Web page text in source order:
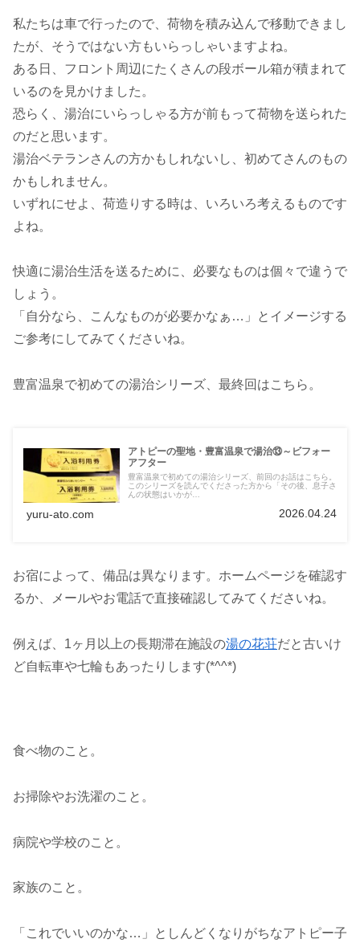
私たちは車で行ったので、荷物を積み込んで移動できまし
たが、そうではない方もいらっしゃいますよね。
ある日、フロント周辺にたくさんの段ボール箱が積まれて
いるのを見かけました。
恐らく、湯治にいらっしゃる方が前もって荷物を送られた
のだと思います。
湯治ベテランさんの方かもしれないし、初めてさんのもの
かもしれません。
いずれにせよ、荷造りする時は、いろいろ考えるものです
よね。
快適に湯治生活を送るために、必要なものは個々で違うで
しょう。
「自分なら、こんなものが必要かなぁ…」とイメージする
ご参考にしてみてくださいね。
豊富温泉で初めての湯治シリーズ、最終回はこちら。
アトピーの聖地・豊富温泉で湯治⑬～ビフォー
アフター
豊富温泉で初めての湯治シリーズ、前回のお話はこちら。
このシリーズを読んでくださった方から「その後、息子さ
んの状態はいかが…
yuru-ato.com 2026.04.24
お宿によって、備品は異なります。ホームページを確認す
るか、メールやお電話で直接確認してみてくださいね。
例えば、1ヶ月以上の長期滞在施設の湯の花荘だと古いけ
ど自転車や七輪もあったりします(*^^*)
食べ物のこと。
お掃除やお洗濯のこと。
病院や学校のこと。
家族のこと。
「これでいいのかな…」としんどくなりがちなアトピー子